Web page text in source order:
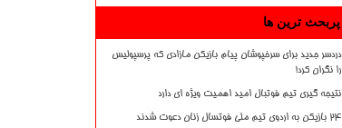
پربحث ترین ها
دردسر جدید برای سرخپوشان پیام بازیکن مازادی که پرسپولیس
را نگران کرد!
نتیجه گیری تیم فوتبال امید اهمیت ویژه ای دارد
۲۴ بازیکن به اردوی تیم ملی فوتسال زنان دعوت شدند